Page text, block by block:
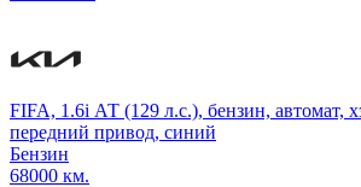
FIFA, 1.6i АТ (129 л.с.), бензин, автомат,
передний привод, синий
Бензин
68000 км.